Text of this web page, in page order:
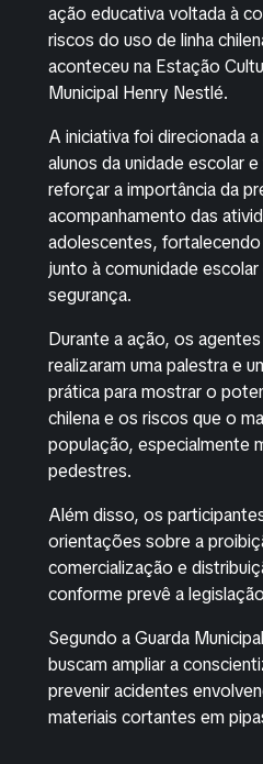
ação educativa voltada à
riscos do uso de linha
aconteceu na Estação
Municipal Henry Nestlé.
A iniciativa foi direcionada
alunos da unidade escolar
reforçar a importância da
acompanhamento das
adolescentes,
junto à comunidade
segurança.
Durante a ação, os
realizaram uma palestra e
prática para mostrar o
chilena e os riscos que o
população, especialmente
pedestres.
Além disso, os
orientações sobre a
comercialização e
conforme prevê a
Segundo a Guarda
buscam ampliar a
prevenir acidentes
materiais cortantes em